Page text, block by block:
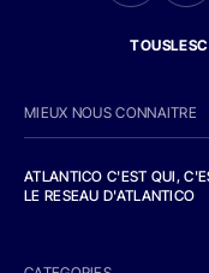
MIEUX NOUS CONNAITRE
ATLANTICO C'EST QUI,
LE RESEAU D'ATLANTICO